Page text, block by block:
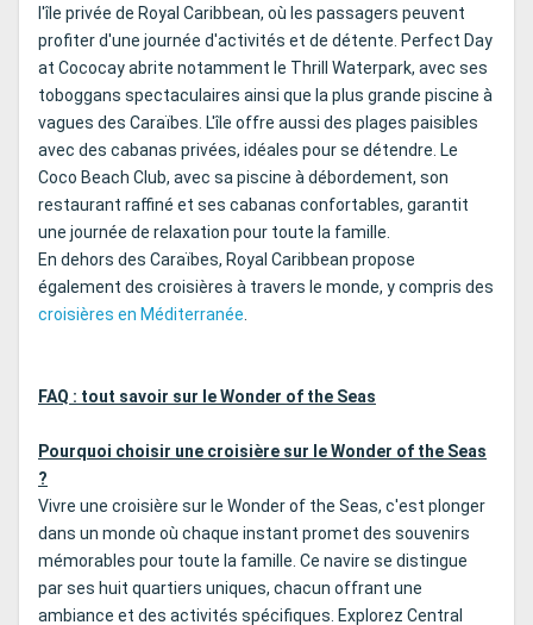
l'île privée de Royal Caribbean, où les passagers peuvent
profiter d'une journée d'activités et de détente. Perfect Day
at Cococay abrite notamment le Thrill Waterpark, avec ses
toboggans spectaculaires ainsi que la plus grande piscine à
vagues des Caraïbes. L'île offre aussi des plages paisibles
avec des cabanas privées, idéales pour se détendre. Le
Coco Beach Club, avec sa piscine à débordement, son
restaurant raffiné et ses cabanas confortables, garantit
une journée de relaxation pour toute la famille.
En dehors des Caraïbes, Royal Caribbean propose
également des croisières à travers le monde, y compris des
croisières en Méditerranée.
FAQ : tout savoir sur le Wonder of the Seas
Pourquoi choisir une croisière sur le Wonder of the Seas
?
Vivre une croisière sur le Wonder of the Seas, c'est plonger
dans un monde où chaque instant promet des souvenirs
mémorables pour toute la famille. Ce navire se distingue
par ses huit quartiers uniques, chacun offrant une
ambiance et des activités spécifiques. Explorez Central